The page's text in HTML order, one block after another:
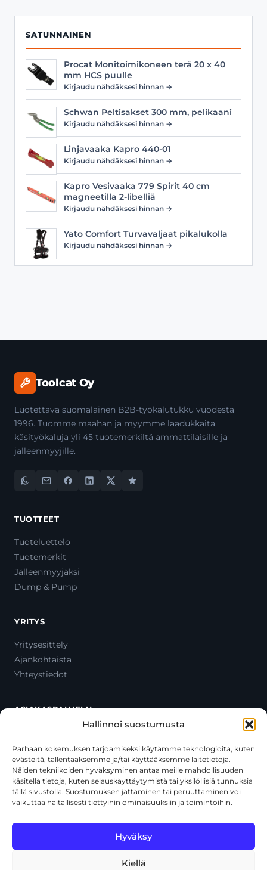
Hallinnoi suostumusta
Parhaan kokemuksen tarjoamiseksi käytämme teknologioita, kuten
evästeitä, tallentaaksemme ja/tai käyttääksemme laitetietoja.
Näiden tekniikoiden hyväksyminen antaa meille mahdollisuuden
käsitellä tietoja, kuten selauskäyttäytymistä tai yksilöllisiä tunnuksia
tällä sivustolla. Suostumuksen jättäminen tai peruuttaminen voi
vaikuttaa haitallisesti tiettyihin ominaisuuksiin ja toimintoihin.
Hyväksy
Kiellä
SATUNNAINEN
Procat Monitoimikoneen terä 20 x 40
mm HCS puulle
Kirjaudu nähdäksesi hinnan →
Schwan Peltisakset 300 mm, pelikaani
Kirjaudu nähdäksesi hinnan →
Linjavaaka Kapro 440-01
Kirjaudu nähdäksesi hinnan →
Kapro Vesivaaka 779 Spirit 40 cm
magneetilla 2-libelliä
Kirjaudu nähdäksesi hinnan →
Yato Comfort Turvavaljaat pikalukolla
Kirjaudu nähdäksesi hinnan →
Toolcat Oy
Luotettava suomalainen B2B-työkalutukku vuodesta
1996. Tuomme maahan ja myymme laadukkaita
käsityökaluja yli 45 tuotemerkiltä ammattilaisille ja
jälleenmyyjille.
TUOTTEET
Tuoteluettelo
Tuotemerkit
Jälleenmyyjäksi
Dump & Pump
YRITYS
Yritysesittely
Ajankohtaista
Yhteystiedot
ASIAKASPALVELU
Oma tili
Maksutavat
Toimitustavat
Usein kysytyt kysymykset
+358 44 270 3795
asiakaspalvelu@toolcat.fi